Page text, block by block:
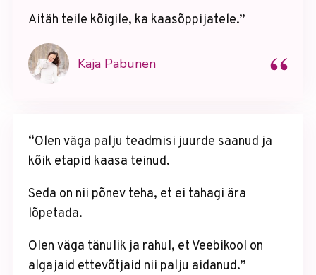
Aitäh teile kõigile, ka kaasõppijatele.”
Kaja Pabunen “
“Olen väga palju teadmisi juurde saanud ja
kõik etapid kaasa teinud.
Seda on nii põnev teha, et ei tahagi ära
lõpetada.
Olen väga tänulik ja rahul, et Veebikool on
algajaid ettevõtjaid nii palju aidanud.”